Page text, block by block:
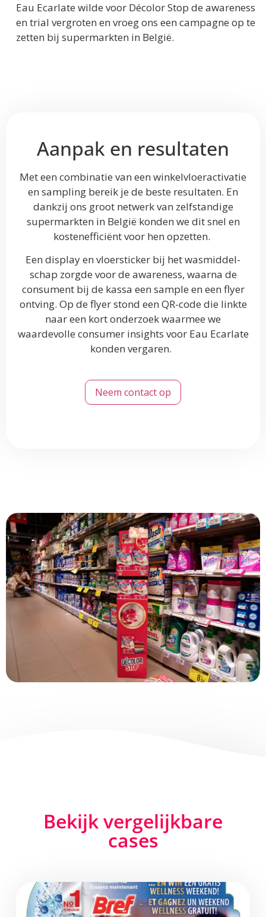
Eau Ecarlate wilde voor Décolor Stop de awareness
en trial vergroten en vroeg ons een campagne op te
zetten bij supermarkten in België.
Aanpak en resultaten
Met een combinatie van een winkelvloeractivatie
en sampling bereik je de beste resultaten. En
dankzij ons groot netwerk van zelfstandige
supermarkten in België konden we dit snel en
kostenefficiënt voor hen opzetten.
Een display en vloersticker bij het wasmiddel-
schap zorgde voor de awareness, waarna de
consument bij de kassa een sample en een flyer
ontving. Op de flyer stond een QR-code die linkte
naar een kort onderzoek waarmee we
waardevolle consumer insights voor Eau Ecarlate
konden vergaren.
Neem contact op
Bekijk vergelijkbare
cases